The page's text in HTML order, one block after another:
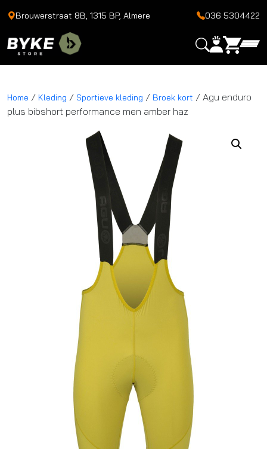
Brouwerstraat 8B, 1315 BP, Almere 036 5304422
Home / Kleding / Sportieve kleding / Broek kort / Agu enduro
plus bibshort performance men amber haz